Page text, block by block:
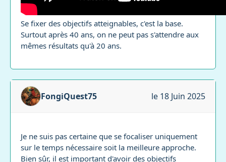
Se fixer des objectifs atteignables, c'est la base.
Surtout après 40 ans, on ne peut pas s'attendre aux
mêmes résultats qu'à 20 ans.
FongiQuest75 le 18 Juin 2025
Je ne suis pas certaine que se focaliser uniquement
sur le temps nécessaire soit la meilleure approche.
Bien sûr, il est important d'avoir des objectifs